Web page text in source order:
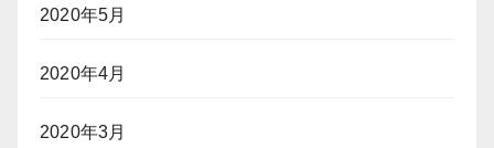
2020年5月
2020年4月
2020年3月